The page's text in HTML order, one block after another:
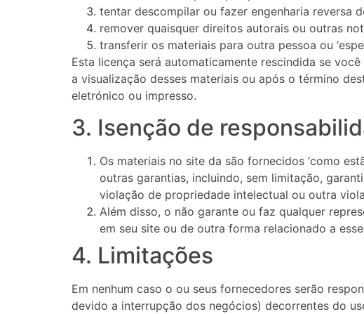
tentar descompilar ou fazer engenharia reversa
remover quaisquer direitos autorais ou outras
transferir os materiais para outra pessoa ou
Esta licença será automaticamente rescindida se
a visualização desses materiais ou após o término
eletrónico ou impresso.
3. Isenção de
Os materiais no site da são fornecidos ‘como
outras garantias, incluindo, sem limitação,
violação de propriedade intelectual ou outra
Além disso, o não garante ou faz qualquer
em seu site ou de outra forma relacionado a
4. Limitações
Em nenhum caso o ou seus fornecedores serão
devido a interrupção dos negócios) decorrentes do